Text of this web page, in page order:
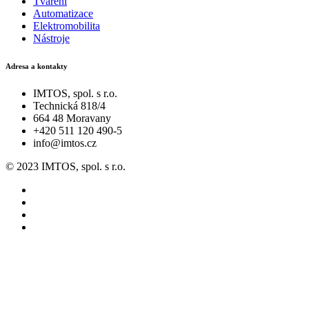
Automatizace
Elektromobilita
Nástroje
Adresa a kontakty
IMTOS, spol. s r.o.
Technická 818/4
664 48 Moravany
+420 511 120 490-5
info@imtos.cz
© 2023 IMTOS, spol. s r.o.